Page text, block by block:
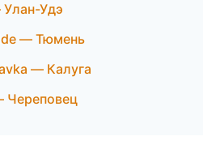
Удэ
— Тюмень
— Калуга
Череповец